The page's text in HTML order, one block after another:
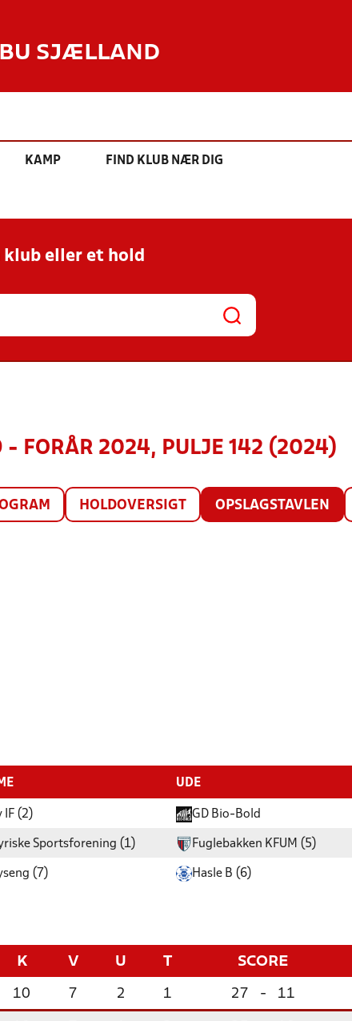
SJÆLLAND
KAMP FIND KLUB NÆR DIG
klub eller et hold
- FORÅR 2024, PULJE 142 (2024)
HOLDOVERSIGT OPSLAGSTAVLEN
UDE
IF (2) GD Bio-Bold
Sportsforening (1) Fuglebakken KFUM (5)
(7) Hasle B (6)
K V U T SCORE
10 7 2 1 27 - 11